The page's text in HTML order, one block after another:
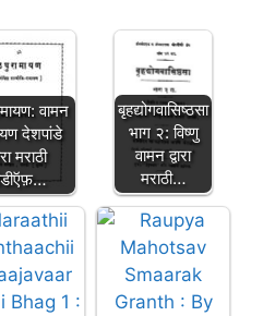
वामन
देशपांडे
मराठी
बृहद्योगवासिष्ठसा
भाग २: विष्णु
वामन द्वारा
मराठी…